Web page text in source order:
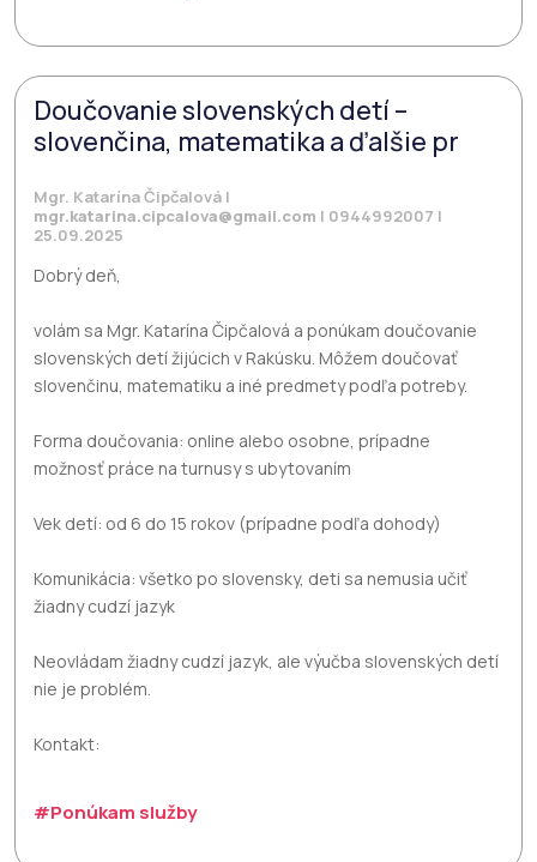
Doučovanie slovenských detí –
slovenčina, matematika a ďalšie pr
Mgr. Katarína Čipčalová |
mgr.katarina.cipcalova@gmail.com | 0944992007 |
25.09.2025
Dobrý deň,
volám sa Mgr. Katarína Čipčalová a ponúkam doučovanie
slovenských detí žijúcich v Rakúsku. Môžem doučovať
slovenčinu, matematiku a iné predmety podľa potreby.
Forma doučovania: online alebo osobne, prípadne
možnosť práce na turnusy s ubytovaním
Vek detí: od 6 do 15 rokov (prípadne podľa dohody)
Komunikácia: všetko po slovensky, deti sa nemusia učiť
žiadny cudzí jazyk
Neovládam žiadny cudzí jazyk, ale výučba slovenských detí
nie je problém.
Kontakt:
#Ponúkam služby